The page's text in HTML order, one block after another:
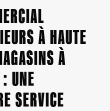
À HAUTE
À
UNE
SERVICE